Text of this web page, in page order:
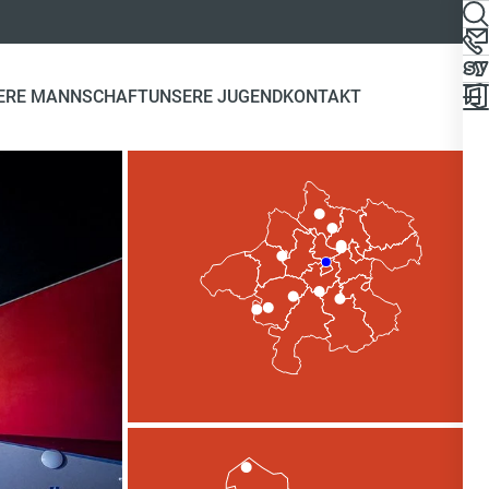
MANNSCHAFTUNSERE JUGENDKONTAKT